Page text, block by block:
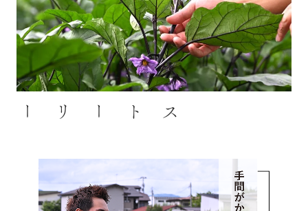
ストーリー